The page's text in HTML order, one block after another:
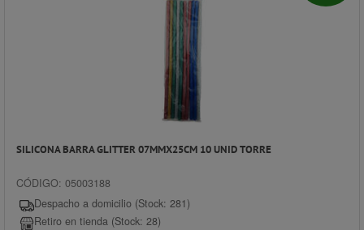
SILICONA BARRA GLITTER 07MMX25CM 10 UNID TORRE
CÓDIGO: 05003188
Despacho a domicilio (Stock: 281)
Retiro en tienda (Stock: 28)